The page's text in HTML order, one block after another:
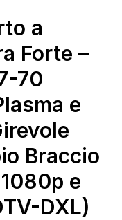
a
Forte –
70
e
Braccio
e
DXL)